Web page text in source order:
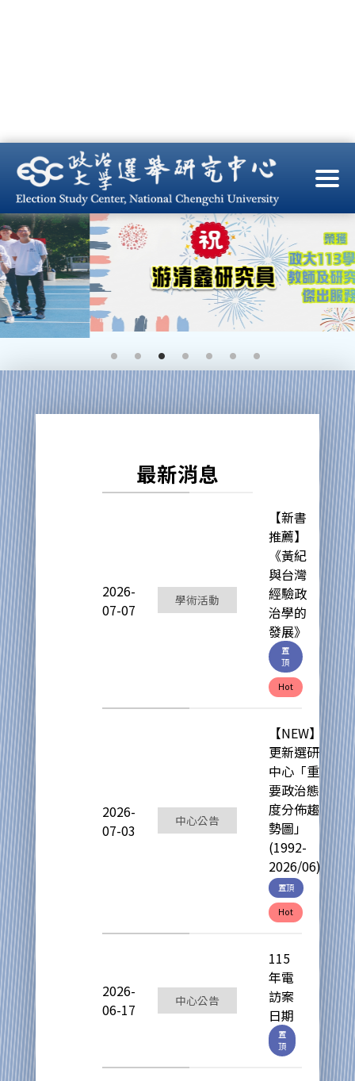
到
主
要
內
容
區
塊
最新消息
2026-
07-07
學術活動
【新書
推薦】
《黃紀
與台灣
經驗政
治學的
發展》
置
頂
Hot
2026-
07-03
中心公告
【NEW】
更新選研
中心「重
要政治態
度分佈趨
勢圖」
(1992-
2026/06)
置頂
Hot
2026-
06-17
中心公告
115
年電
訪案
日期
置
頂